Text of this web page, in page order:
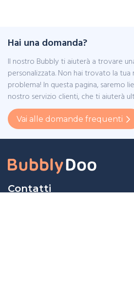
Hai una domanda?
Il nostro Bubbly ti aiuterà a trovare
personalizzata. Non hai trovato la tua
problema! In questa pagina, saremo
nostro servizio clienti, che ti aiuterà
Vai alle domande frequenti
Contatti